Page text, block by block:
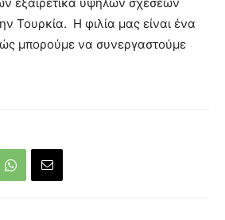
Τουρκία. Η φιλία μας είναι ένα
μπορούμε να συνεργαστούμε